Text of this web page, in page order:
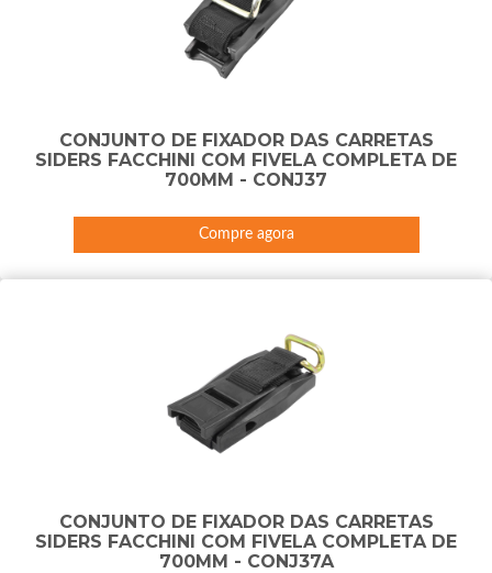
CONJUNTO DE FIXADOR DAS CARRETAS
SIDERS FACCHINI COM FIVELA COMPLETA DE
700MM - CONJ37
Compre agora
CONJUNTO DE FIXADOR DAS CARRETAS
SIDERS FACCHINI COM FIVELA COMPLETA DE
700MM - CONJ37A